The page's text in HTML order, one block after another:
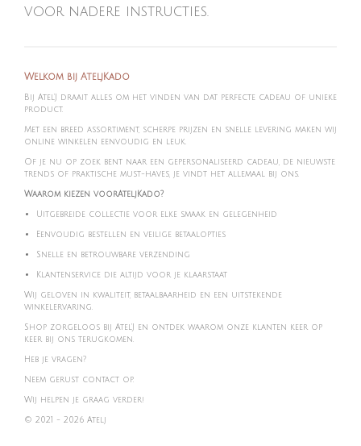
voor nadere instructies.
Welkom bij AteljKado
Bij Atel'J draait alles om het vinden van dat perfecte cadeau of unieke
product.
Met een breed assortiment, scherpe prijzen en snelle levering maken wij
online winkelen eenvoudig en leuk.
Of je nu op zoek bent naar een gepersonaliseerd cadeau, de nieuwste
trends of praktische must-haves, je vindt het allemaal bij ons.
Waarom kiezen voorAteljKado?
Uitgebreide collectie voor elke smaak en gelegenheid
Eenvoudig bestellen en veilige betaalopties
Snelle en betrouwbare verzending
Klantenservice die altijd voor je klaarstaat
Wij geloven in kwaliteit, betaalbaarheid en een uitstekende
winkelervaring.
Shop zorgeloos bij Atel'J en ontdek waarom onze klanten keer op
keer bij ons terugkomen.
Heb je vragen?
Neem gerust contact op.
Wij helpen je graag verder!
© 2021 - 2026 Atelj